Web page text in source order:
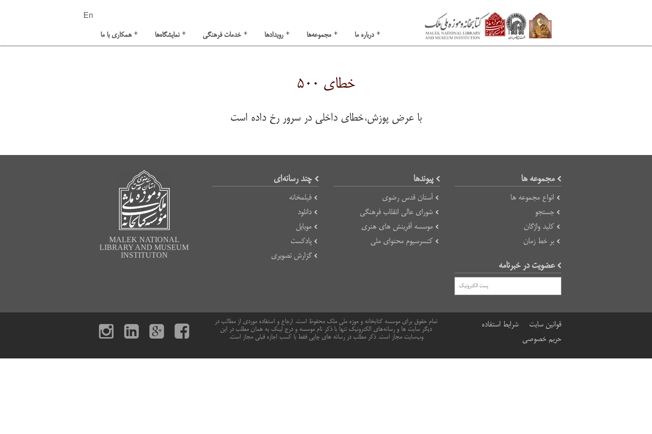
En
همکاری با ما + نمایشگاه‌ها + خدمات فرهنگی + رویدادها + مجموعه‌ها + درباره ما +
خطای ۵۰۰
با عرض پوزش،خطای داخلی در سرور رخ داده است
مجموعه ها
انواع مجموعه ها
جستجو
کلید واژگان
بر خط زمان
عضویت در خبرنامه
پیوند‌ها
آستان قدس رضوی
شورای عالی انقلاب فرهنگی
موسسه آفرینش های هنری
کنسرسیوم محتوای ملی
چند رسانه‌ای
فیلمخانه
دانلود
موبایل
پادکست
گزارش تصویری
MALEK NATIONAL
LIBRARY AND MUSEUM
INSTITUTON
قوانین سایت
شرایط استفاده
حریم خصوصی
تمام حقوق برای موسسه کتابخانه و موزه ملی ملک محفوظ است. ارجاع و استفاده موردی از مطالب در
دیگر سایت ها و رسانه‌های الکترونیک تنها با ذکر نام موسسه و درج لینک به همان مطلب در این
وب‌سایت مجاز است. ذکر مطلب در رسانه های چاپی فقط با کسب اجازه قبلی مجاز است.